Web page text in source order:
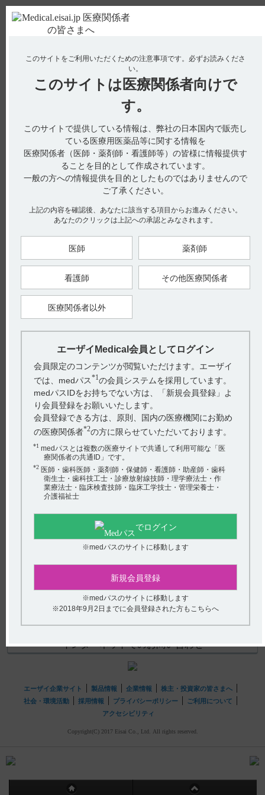
使用期限検索 Drug Information
No : 15041
【デエビゴ】 増量時に注意すべき副作用は？
電子添文には、増量時の注意点として以下の記載があります。
7. 用法及び用量に関連する注意（引用1）
7.1 効果不十分により、やむを得ず通常用量を超えて増量する
場合には、1日1回10mgまでとすること。
増加することがあるので、患者の状態を十分に観察しながら慎
重に投与することとし、症状の改善に伴って減量に努めるこ
【引用】
1）デエビゴ錠2.5mg・5mg・10mg電子添文 2024年12月改訂
（第3版） 7．用法及び用量に関連する注意 7.1
【更新年月】
2025年5月
関連するQ&A
【レケンビ】 効能又は効果について教えてください。
い。
【デエビゴ】 2.5mgや10mgからの投与は可能ですか？
【デエビゴ】 効果発現時間は？
アンケート:ご意見をお聞かせください
(選択してください)
送信する
このサイトをご利用いただくための注意事項です。 必ずお読みくださ
い。
このサイトは 医療関係者向けで
す。
このサイトで提供している情報は、弊社の日本国内で販売し
ている医療用医薬品等に関する情報を
医療関係者（医師・薬剤師・看護師等）の皆様に情報提供す
ることを目的として作成されています。
一般の方への情報提供を目的としたものではありませんので
ご了承ください。
上記の内容を確認後、あなたに該当する項目からお進みください。
あなたのクリックは上記への承認とみなされます。
医師 薬剤師
看護師 その他医療関係者
医療関係者以外
エーザイMedical会員としてログイン
会員限定のコンテンツが閲覧いただけます。エーザイ
では、medパス*1の会員システムを採用しています。
medパスIDをお持ちでない方は、「新規会員登録」よ
り会員登録をお願いいたします。
会員登録できる方は、原則、国内の医療機関にお勤め
の医療関係者*2の方に限らせていただいております。
*1 medパスとは複数の医療サイトで共通して利用可能な「医
療関係者の共通ID」です。
*2 医師・歯科医師・薬剤師・保健師・看護師・助産師・歯科
衛生士・歯科技工士・診療放射線技師・理学療法士・作
業療法士・臨床検査技師・臨床工学技士・管理栄養士・
介護福祉士
でログイン
※medパスのサイトに移動します
新規会員登録
※medパスのサイトに移動します
※2018年9月2日までに会員登録された方もこちらへ
hhcホットライン
(平日9時〜18時 土日・祝日9時〜17時)
インターネットでのお問い合わせ
エーザイ企業サイト 製品情報 企業情報
株主・投資家の皆さまへ
社会・環境活動
採用情報 プライバシーポリシー
ご利用について
アクセシビリティ
Copyright(C) 2017 Eisai Co., Ltd. All rights reserved.